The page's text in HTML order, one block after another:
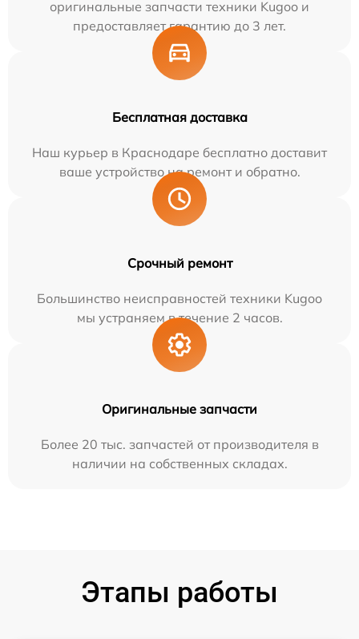
оригинальные запчасти техники Kugoo и
предоставляет гарантию до 3 лет.
Бесплатная доставка
Наш курьер в Краснодаре бесплатно доставит
ваше устройство на ремонт и обратно.
Срочный ремонт
Большинство неисправностей техники Kugoo
мы устраняем в течение 2 часов.
Оригинальные запчасти
Более 20 тыс. запчастей от производителя в
наличии на собственных складах.
Этапы работы